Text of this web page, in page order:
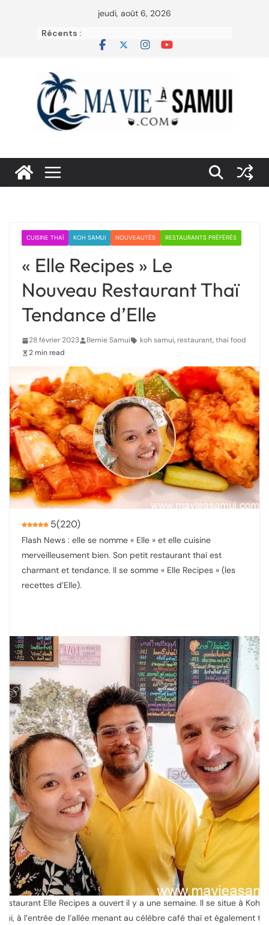
jeudi, août 6, 2026
Récents :
CUISINE THAÏ KOH SAMUI NOUVEAUTÉS RESTAURANTS PRÉFÉRÉS
« Elle Recipes » Le
Nouveau Restaurant Thaï
Tendance d’Elle
28 février 2023 Bernie Samui koh samui, restaurant,thai food
2 min read
5(220)
Flash News : elle se nomme « Elle » et elle cuisine
merveilleusement bien. Son petit restaurant thaï est
charmant et tendance. Il se somme « Elle Recipes » (les
recettes d’Elle).
Elle Recipes a ouvert il y a une semaine. Il se situe à Koh
à l’entrée de l’allée menant au célèbre café thaï et également